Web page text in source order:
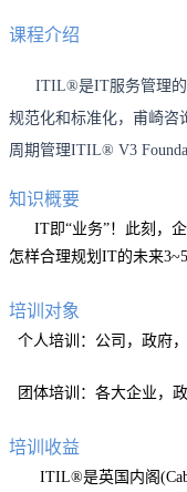
课程介绍
ITIL®是IT服务管理的
规范化和标准化，甫崎
周期管理ITIL® V3
知识概要
IT即“业务”！此刻，
怎样合理规划IT的未来
培训对象
个人培训：公司，政府
团体培训：各大企业，
培训收益
ITIL®是英国内阁